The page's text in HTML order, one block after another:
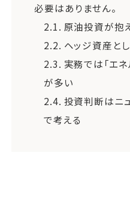
必要はありません。
2.1. 原油投資が抱
2.2. ヘッジ資産と
2.3. 実務では「エ
が多い
2.4. 投資判断はニ
で考える